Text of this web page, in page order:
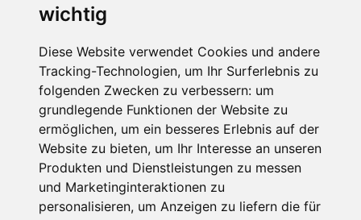
wichtig
Diese Website verwendet Cookies und andere
Tracking-Technologien, um Ihr Surferlebnis zu
folgenden Zwecken zu verbessern: um
grundlegende Funktionen der Website zu
ermöglichen, um ein besseres Erlebnis auf der
Website zu bieten, um Ihr Interesse an unseren
Produkten und Dienstleistungen zu messen
und Marketinginteraktionen zu
personalisieren, um Anzeigen zu liefern die für
Die Schneehoehen Ski APP für iOS und Android - Ein
Muss für alle Wintersportler und Schneefreaks!
Impressum Datenschutz